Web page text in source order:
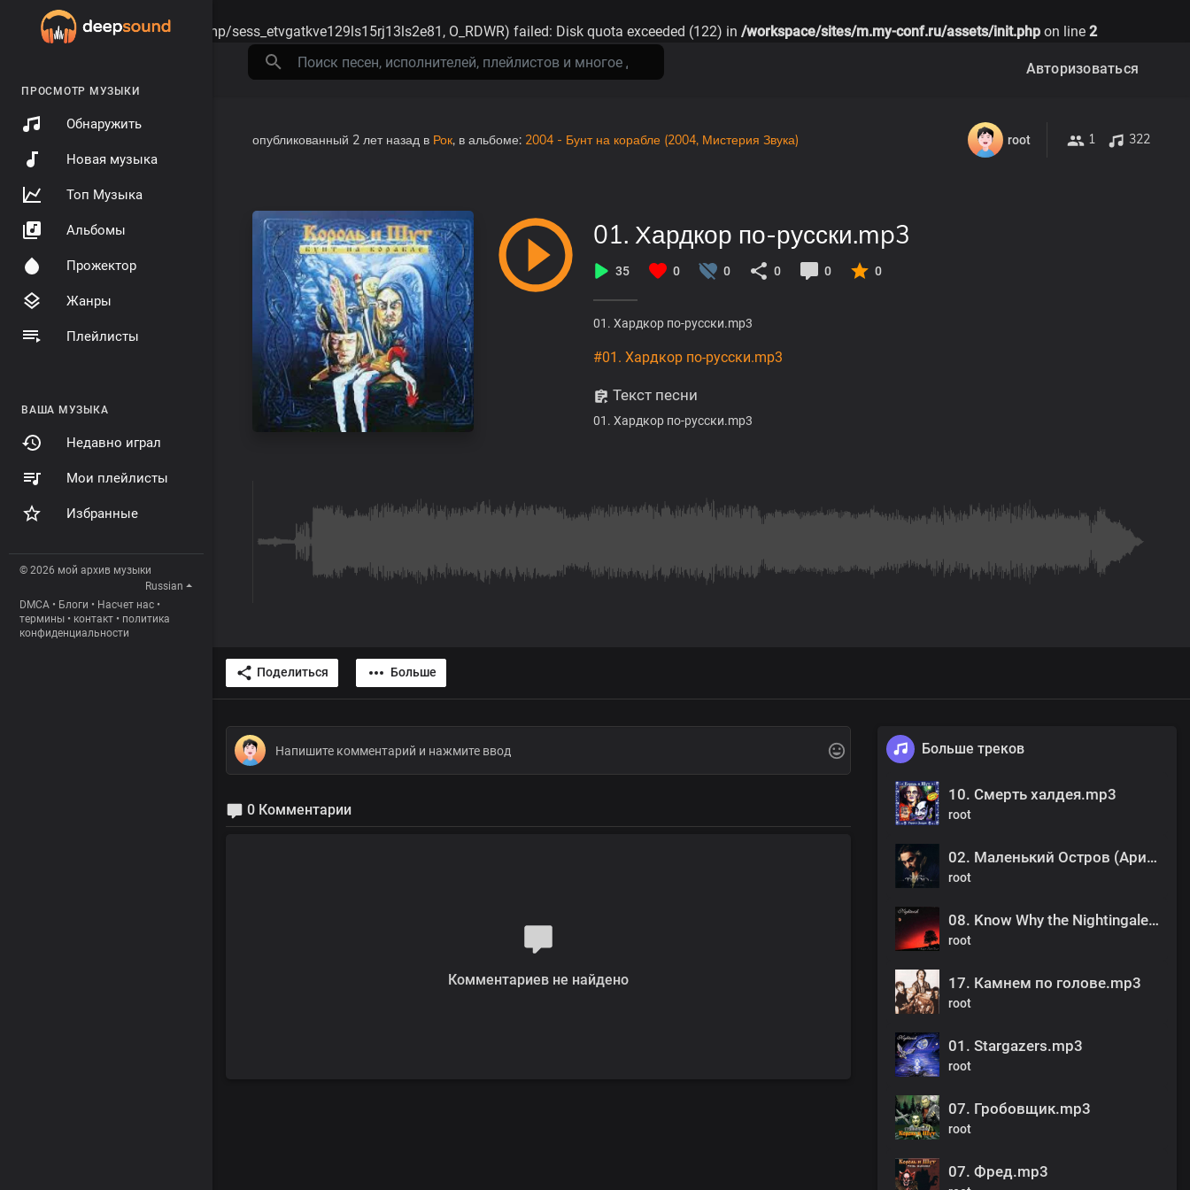
Warning: session_start(): open(/tmp/sess_etvgatkve129ls15rj13ls2e81, O_RDWR) failed: Disk quota exceeded (122) in /workspace/sites/m.my-conf.ru/assets/init.php on line 2
ПРОСМОТР МУЗЫКИ
Обнаружить
Новая музыка
Топ Музыка
Альбомы
Прожектор
Жанры
Плейлисты
ВАША МУЗЫКА
Недавно играл
Мои плейлисты
Избранные
© 2026 мой архив музыки
Russian
DMCA • Блоги • Насчет нас •
термины • контакт • политика
конфиденциальности
Авторизоваться
опубликованный 2 лет назад в Рок, в альбоме: 2004 - Бунт на корабле (2004, Мистерия Звука) root 1 322
01. Хардкор по-русски.mp3
35 0 0 0 0 0
01. Хардкор по-русски.mp3
#01. Хардкор по-русски.mp3
Текст песни
01. Хардкор по-русски.mp3
Поделиться Больше
0 Комментарии
Комментариев не найдено
Больше треков
10. Смерть халдея.mp3
root
02. Маленький Остров (Ария Ловетт).mp3
root
08. Know Why the Nightingale Sings.mp3
root
17. Камнем по голове.mp3
root
01. Stargazers.mp3
root
07. Гробовщик.mp3
root
07. Фред.mp3